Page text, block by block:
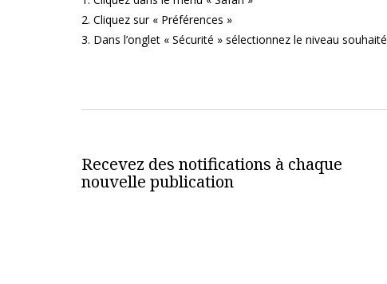
2. Cliquez sur « Préférences »
3. Dans l’onglet « Sécurité » sélectionnez le niveau souhaité
Recevez des notifications à chaque
nouvelle publication